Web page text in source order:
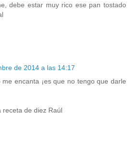
debe estar muy rico ese pan tostado
de 2014 a las 14:17
encanta ¡es que no tengo que darle
receta de diez Raúl